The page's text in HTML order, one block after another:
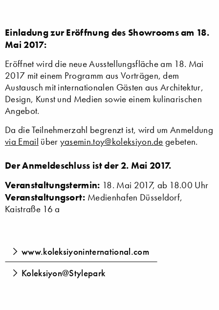
Einladung zur Eröffnung des Showrooms am 18.
Mai 2017:
Eröffnet wird die neue Ausstellungsfläche am 18. Mai
2017 mit einem Programm aus Vorträgen, dem
Austausch mit internationalen Gästen aus Architektur,
Design, Kunst und Medien sowie einem kulinarischen
Angebot.
Da die Teilnehmerzahl begrenzt ist, wird um Anmeldung
via Email über yasemin.toy@koleksiyon.de gebeten.
Der Anmeldeschluss ist der 2. Mai 2017.
Veranstaltungstermin: 18. Mai 2017, ab 18.00 Uhr
Veranstaltungsort: Medienhafen Düsseldorf,
Kaistraße 16 a
www.koleksiyoninternational.com
Koleksiyon@Stylepark